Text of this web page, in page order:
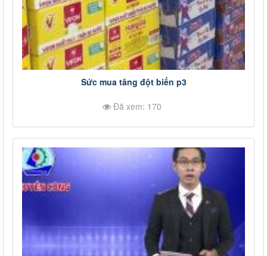
Sức mua tăng đột biến p3
Đã xem: 170